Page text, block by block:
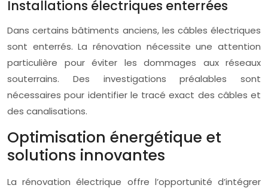
Installations électriques enterrées
Dans certains bâtiments anciens, les câbles électriques
sont enterrés. La rénovation nécessite une attention
particulière pour éviter les dommages aux réseaux
souterrains. Des investigations préalables sont
nécessaires pour identifier le tracé exact des câbles et
des canalisations.
Optimisation énergétique et
solutions innovantes
La rénovation électrique offre l’opportunité d’intégrer